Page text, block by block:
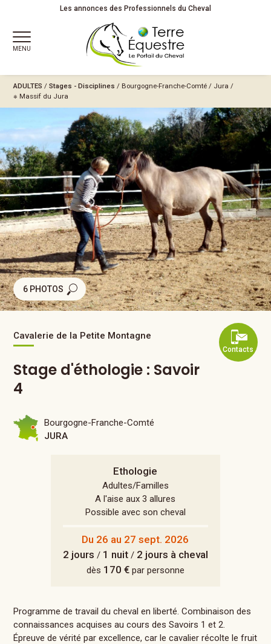
Les annonces des Professionnels du Cheval
MENU
ADULTES /Stages - Disciplines / Bourgogne-Franche-Comté / Jura /
※ Massif du Jura
6 PHOTOS
Contacts
Cavalerie de la Petite Montagne
Stage d'éthologie : Savoir
4
Ethologie
Adultes/Familles
A l'aise aux 3 allures
Possible avec son cheval
Du 26 au 27 sept. 2026
2 jours / 1 nuit/ 2 jours à cheval
dès 170 €par personne
Bourgogne-Franche-Comté
JURA
Programme de travail du cheval en liberté. Combinaison des
connaissances acquises au cours des Savoirs 1 et 2.
Épreuve de vérité par excellence, car le cavalier récolte le fruit